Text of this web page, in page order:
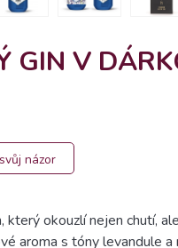
GIN V
názor
který okouzlí nejen chutí,
aroma s tóny levandule a